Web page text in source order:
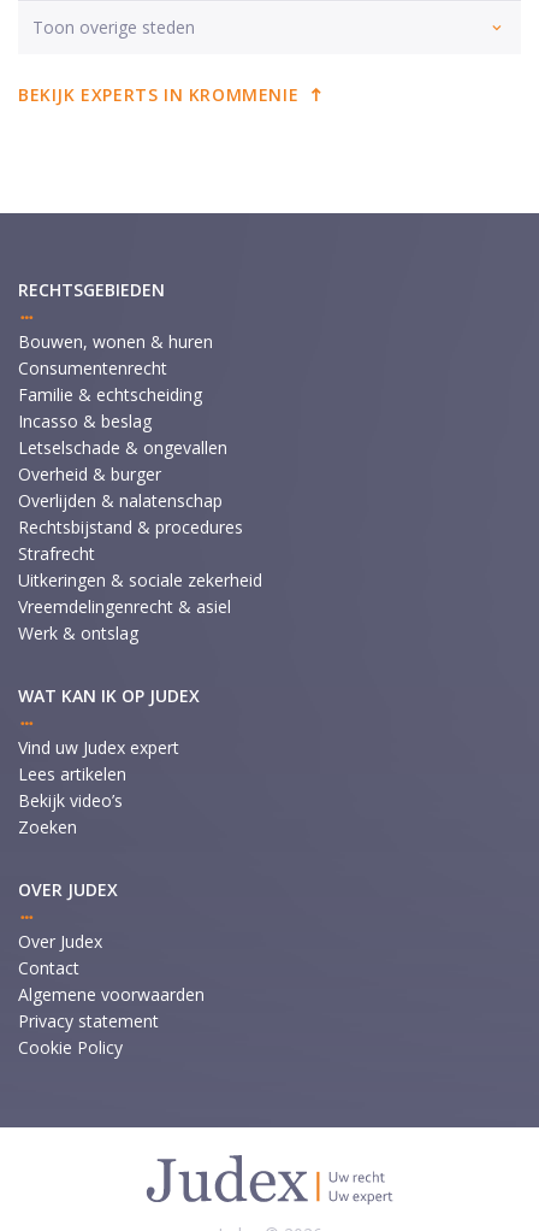
Toon overige steden
BEKIJK EXPERTS IN KROMMENIE
RECHTSGEBIEDEN
Bouwen, wonen & huren
Consumentenrecht
Familie & echtscheiding
Incasso & beslag
Letselschade & ongevallen
Overheid & burger
Overlijden & nalatenschap
Rechtsbijstand & procedures
Strafrecht
Uitkeringen & sociale zekerheid
Vreemdelingenrecht & asiel
Werk & ontslag
WAT KAN IK OP JUDEX
Vind uw Judex expert
Lees artikelen
Bekijk video’s
Zoeken
OVER JUDEX
Over Judex
Contact
Algemene voorwaarden
Privacy statement
Cookie Policy